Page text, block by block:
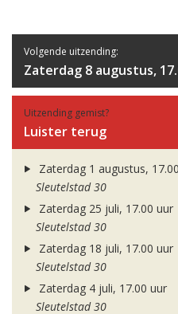
Volgende uitzending:
Zaterdag 8 augustus,
Uitzending gemist?
Luister terug
Zaterdag 1 augustus,
Sleutelstad 30
Zaterdag 25 juli, 17.00 uur
Sleutelstad 30
Zaterdag 18 juli, 17.00 uur
Sleutelstad 30
Zaterdag 4 juli, 17.00 uur
Sleutelstad 30